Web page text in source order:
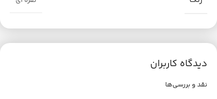
دیدگاه کاربران
نقد و بررسی‌ها